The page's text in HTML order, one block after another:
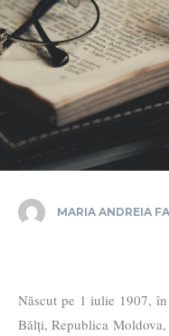
MARIA ANDREIA
Născut pe 1 iulie 1907,
Bălți, Republica